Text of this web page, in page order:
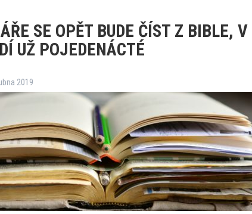
SE OPĚT BUDE ČÍST Z BIBLE, V
UŽ POJEDENÁCTÉ
2019